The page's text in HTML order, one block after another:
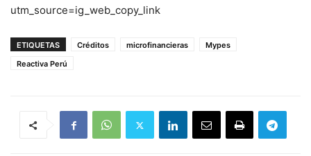
utm_source=ig_web_copy_link
ETIQUETAS Créditos microfinancieras
Mypes
Reactiva Perú